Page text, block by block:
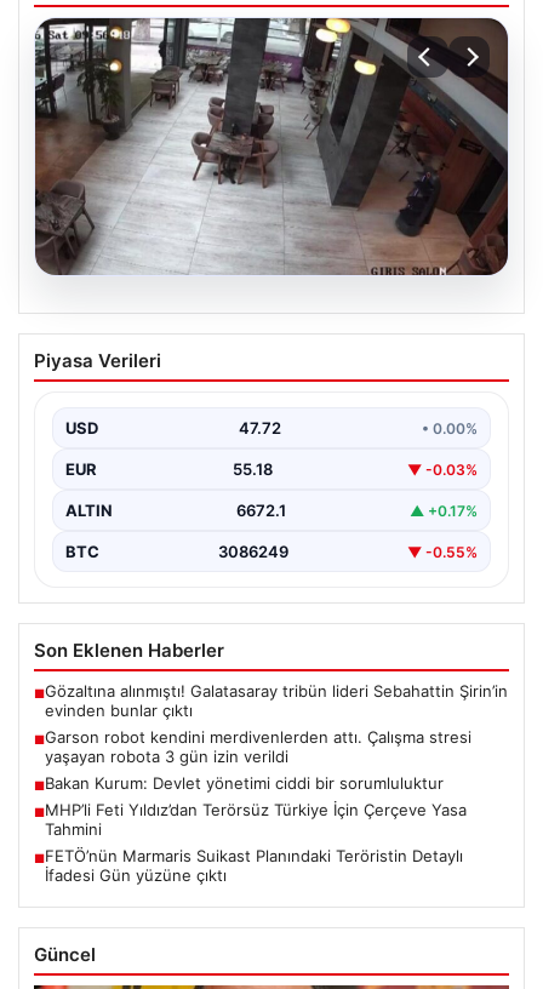
08.08.2026
Garson robot kendini merdivenlerden
attı. Çalışma stresi yaşayan robota 3
Piyasa Verileri
USD 47.72 • 0.00%
EUR 55.18 ▼ -0.03%
ALTIN 6672.1 ▲ +0.17%
BTC 3086249 ▼ -0.55%
Son Eklenen Haberler
■Gözaltına alınmıştı! Galatasaray tribün lideri Sebahattin Şirin’in
evinden bunlar çıktı
■Garson robot kendini merdivenlerden attı. Çalışma stresi
yaşayan robota 3 gün izin verildi
■Bakan Kurum: Devlet yönetimi ciddi bir sorumluluktur
■MHP’li Feti Yıldız’dan Terörsüz Türkiye İçin Çerçeve Yasa
Tahmini
■FETÖ’nün Marmaris Suikast Planındaki Teröristin Detaylı
İfadesi Gün yüzüne çıktı
Güncel